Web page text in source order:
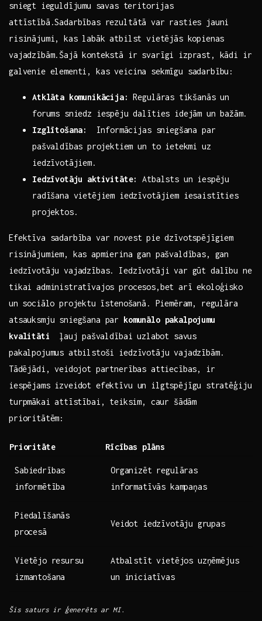
sniegt⁤ ieguldījumu ⁢savas⁤ teritorijas
attīstībā.Sadarbības rezultātā var rasties jauni
risinājumi,⁤ kas labāk atbilst vietējās kopienas​
vajadzībām.Šajā‍ kontekstā ir svarīgi izprast, ‌kādi ir
galvenie elementi, kas​ veicina sekmīgu​ sadarbību:
Atklāta komunikācija: Regulāras⁣ tikšanās ⁢un
forums sniedz iespēju dalīties idejām⁣ un bažām.
Izglītošana:
⁣ Informācijas sniegšana‍ par
pašvaldības⁢ projektiem un to ietekmi uz‌
iedzīvotājiem.
Iedzīvotāju aktivitāte:
Atbalsts ‌un iespēju
radīšana ‌vietējiem​ iedzīvotājiem iesaistīties
projektos.
Efektīva sadarbība var novest pie⁤ dzīvotspējīgiem
‌risinājumiem,‌ kas ⁤apmierina gan pašvaldības, gan
iedzīvotāju vajadzības. Iedzīvotāji var gūt dalību ne⁣
tikai administratīvajos procesos,bet arī ekoloģisko
un⁢ sociālo projektu⁣ īstenošanā. Piemēram, ​regulāra
‍atsauksmju ​sniegšana par komunālo pakalpojumu
kvalitāti ⁢ ļauj ⁤pašvaldībai ‍uzlabot savus ​
pakalpojumus atbilstoši iedzīvotāju vajadzībām.
⁤Tādējādi, veidojot partnerības attiecības, ir
iespējams izveidot efektīvu un ilgtspējīgu ⁢stratēģiju
turpmākai ⁢attīstībai,⁤ teiksim,‍ caur šādām
prioritātēm:
Prioritāte Rīcības plāns
Sabiedrības
⁢informētība
Organizēt regulāras
informatīvās kampaņas
Piedalīšanās
⁢procesā
Veidot iedzīvotāju⁢ grupas
Vietējo⁤ resursu​
izmantošana
Atbalstīt vietējos uzņēmējus
un iniciatīvas
Šis saturs ir ģenerēts ar MI.